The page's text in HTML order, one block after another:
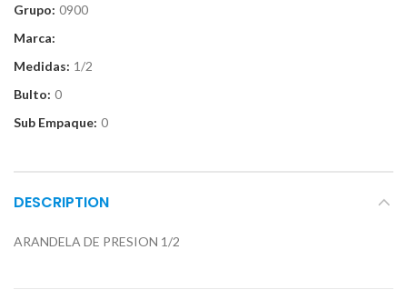
Grupo: 0900
Marca:
Medidas: 1/2
Bulto: 0
Sub Empaque: 0
DESCRIPTION
ARANDELA DE PRESION 1/2